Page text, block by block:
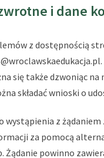
i dane
z dostępnością
.
się także dzwoniąc
składać wnioski o
wystąpienia z
za pomocą
Żądanie powinno